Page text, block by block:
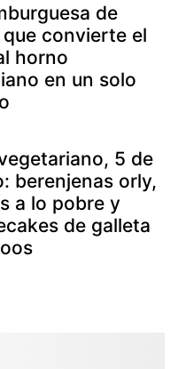
de
convierte el
horno
en un solo
5 de
berenjenas orly,
a lo pobre y
de galleta